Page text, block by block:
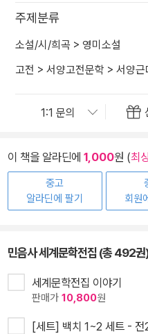
주제분류
소설/시/희곡 > 영미소설
고전 > 서양고전문학 > 서양근
이 책을 알라딘에 1,000원 (최
중고
알라딘에 팔기
회원
민음사 세계문학전집 (총 492
세계문학전집 이야기
판매가 10,800원
[세트] 백치 1~2 세트 - 전